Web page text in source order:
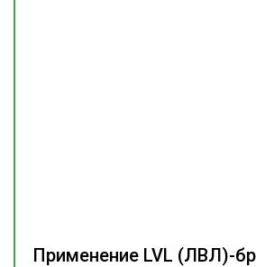
Применение LVL (ЛВЛ)-